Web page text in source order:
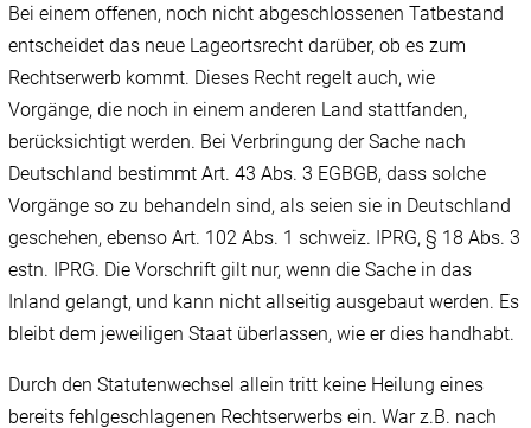
Bei einem offenen, noch nicht abgeschlossenen Tatbestand
entscheidet das neue Lageortsrecht darüber, ob es zum
Rechtserwerb kommt. Dieses Recht regelt auch, wie
Vorgänge, die noch in einem anderen Land stattfanden,
berücksichtigt werden. Bei Verbringung der Sache nach
Deutschland bestimmt Art. 43 Abs. 3 EGBGB, dass solche
Vorgänge so zu behandeln sind, als seien sie in Deutschland
geschehen, ebenso Art. 102 Abs. 1 schweiz. IPRG, § 18 Abs. 3
estn. IPRG. Die Vorschrift gilt nur, wenn die Sache in das
Inland gelangt, und kann nicht allseitig ausgebaut werden. Es
bleibt dem jeweiligen Staat überlassen, wie er dies handhabt.
Durch den Statutenwechsel allein tritt keine Heilung eines
bereits fehlgeschlagenen Rechtserwerbs ein. War z.B. nach